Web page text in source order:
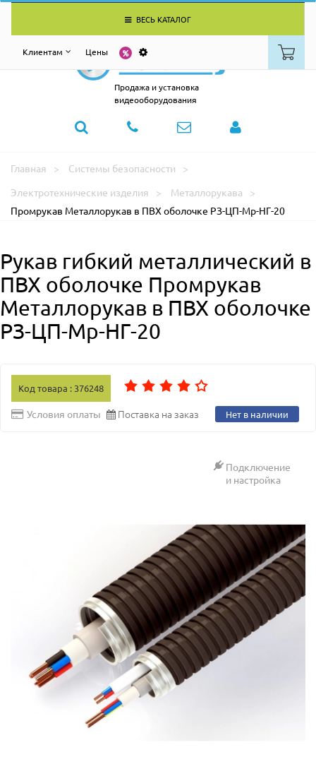
ВЕСЬ КАТАЛОГ
Клиентам Цены
Продажа и установка
видеооборудования
Главная
Системы безопасности
Электротехнические изделия
Металлорукава
Промрукав Металлорукав в ПВХ оболочке РЗ-ЦП-Мр-НГ-20
Рукав гибкий металлический в
ПВХ оболочке Промрукав
Металлорукав в ПВХ оболочке
РЗ-ЦП-Мр-НГ-20
Код товара : 376248
Условия оплаты Поставка на заказ Нет в наличии
Подключение
и настройка